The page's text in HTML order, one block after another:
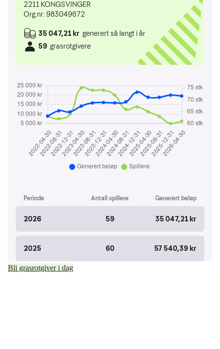
Bli grasrotgiver i dag